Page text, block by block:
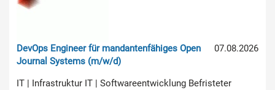
07.08.2026
DevOps Engineer für mandantenfähiges Open
Journal Systems (m/w/d)
IT | Infrastruktur IT | Softwareentwicklung Befristeter